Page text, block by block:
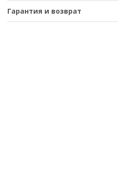
Гарантия и возврат